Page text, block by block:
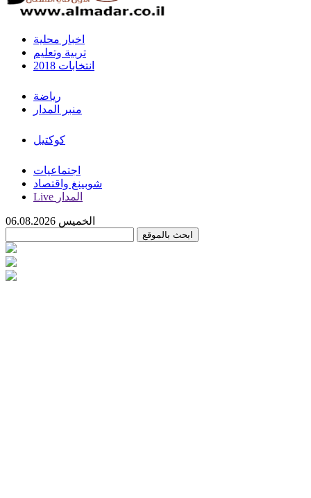
اخبار محلية
تربية وتعليم
انتخابات 2018
رياضة
منبر المدار
كوكتيل
اجتماعيات
شوبينغ واقتصاد
Live المدار